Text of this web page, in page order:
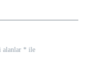
alanlar * ile